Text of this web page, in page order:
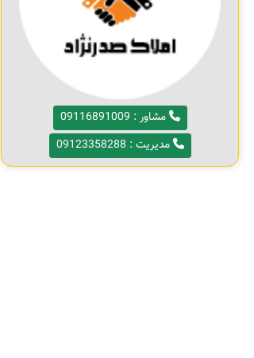
مشاور : 09116891009
مدیریت : 09123358288